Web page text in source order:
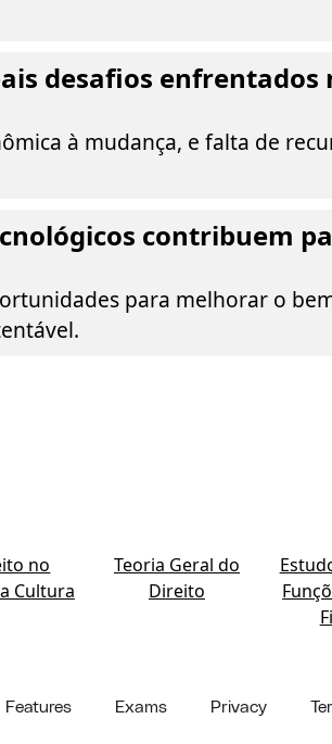
desafios enfrentados
à mudança, e falta de
contribuem
para melhorar o
no
Cultura
Teoria Geral do
Direito
Features Exams Privacy